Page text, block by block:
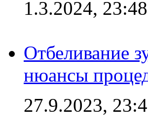
1.3.2024, 23:48
Отбеливание
нюансы
27.9.2023,